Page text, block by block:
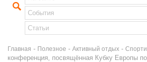
Главная - Полезное - Активный отдых -
конференция, посвящённая Кубку Европы